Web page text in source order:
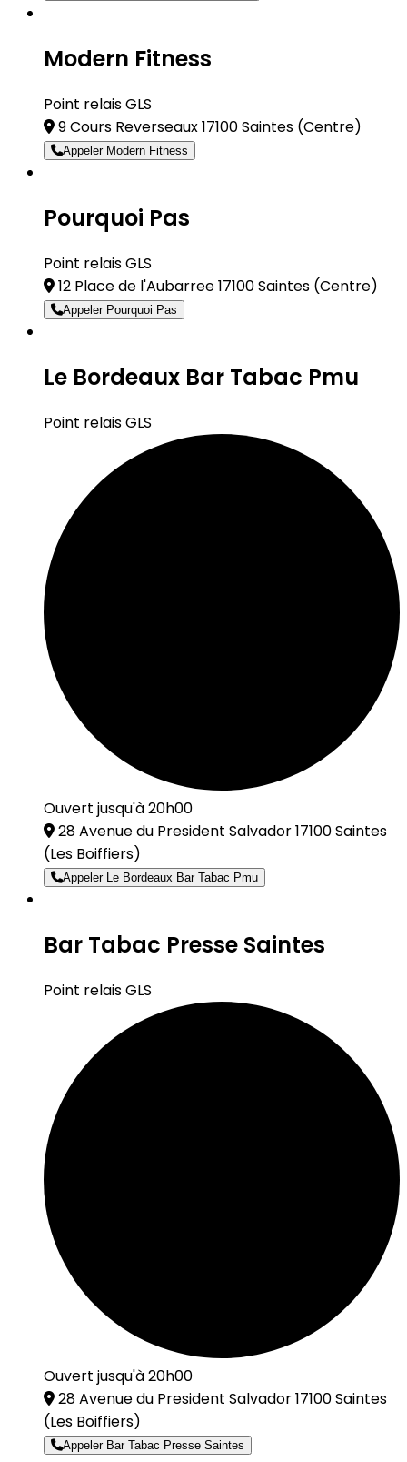
Modern Fitness
Point relais GLS
9 Cours Reverseaux 17100 Saintes (Centre)
Appeler Modern Fitness
Pourquoi Pas
Point relais GLS
12 Place de l'Aubarree 17100 Saintes (Centre)
Appeler Pourquoi Pas
Le Bordeaux Bar Tabac Pmu
Point relais GLS
Ouvert jusqu'à 20h00
28 Avenue du President Salvador 17100 Saintes
(Les Boiffiers)
Appeler Le Bordeaux Bar Tabac Pmu
Bar Tabac Presse Saintes
Point relais GLS
Ouvert jusqu'à 20h00
28 Avenue du President Salvador 17100 Saintes
(Les Boiffiers)
Appeler Bar Tabac Presse Saintes